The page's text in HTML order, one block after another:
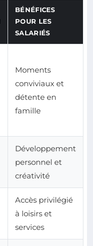
BÉNÉFICES
POUR LES
SALARIÉS
Moments
conviviaux et
détente en
famille
Développement
personnel et
créativité
Accès privilégié
à loisirs et
services